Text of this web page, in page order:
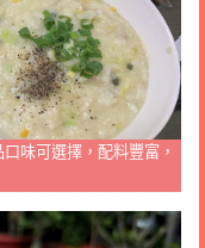
味可選擇，配料豐富，